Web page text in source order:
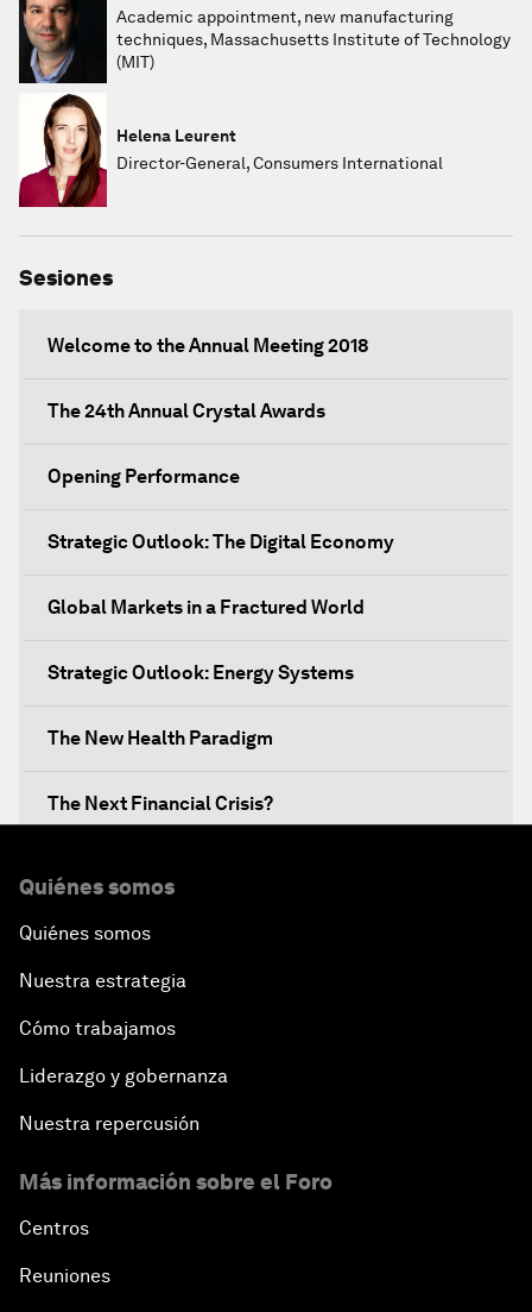
Academic appointment, new manufacturing
techniques, Massachusetts Institute of Technology
(MIT)
Helena Leurent
Director-General, Consumers International
Sesiones
Welcome to the Annual Meeting 2018
The 24th Annual Crystal Awards
Opening Performance
Strategic Outlook: The Digital Economy
Global Markets in a Fractured World
Strategic Outlook: Energy Systems
The New Health Paradigm
The Next Financial Crisis?
In Technology We Trust?
Welcoming Remarks and Special Address
Opening Plenary with Narendra Modi, Prime
Minister of India
Fostering Inclusivity
Into a Deal-Based Global Order?
Quiénes somos
Quiénes somos
Nuestra estrategia
Cómo trabajamos
Liderazgo y gobernanza
Nuestra repercusión
Más información sobre el Foro
Centros
Reuniones